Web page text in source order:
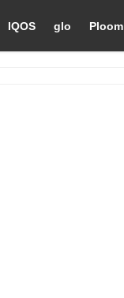
IQOS glo Ploom